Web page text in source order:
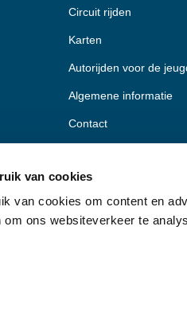
van cookies
van cookies om content en
ons websiteverkeer te
Circuit rijden
Karten
Autorijden voor de
Algemene informatie
Contact